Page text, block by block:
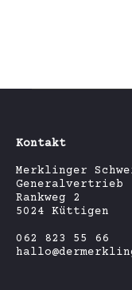
Kontakt
Merklinger
Generalvertrieb
Rankweg 2
5024 Küttigen
062 823 55 66